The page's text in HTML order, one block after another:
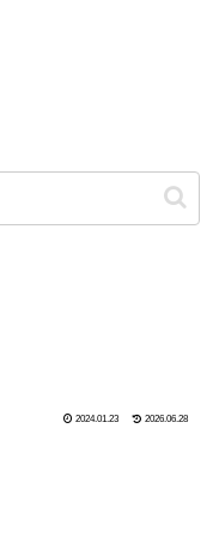
2024.01.23 2026.06.28